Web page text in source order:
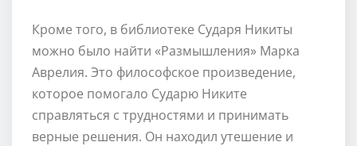
Кроме того, в библиотеке Сударя Никиты
можно было найти «Размышления» Марка
Аврелия. Это философское произведение,
которое помогало Сударю Никите
справляться с трудностями и принимать
верные решения. Он находил утешение и